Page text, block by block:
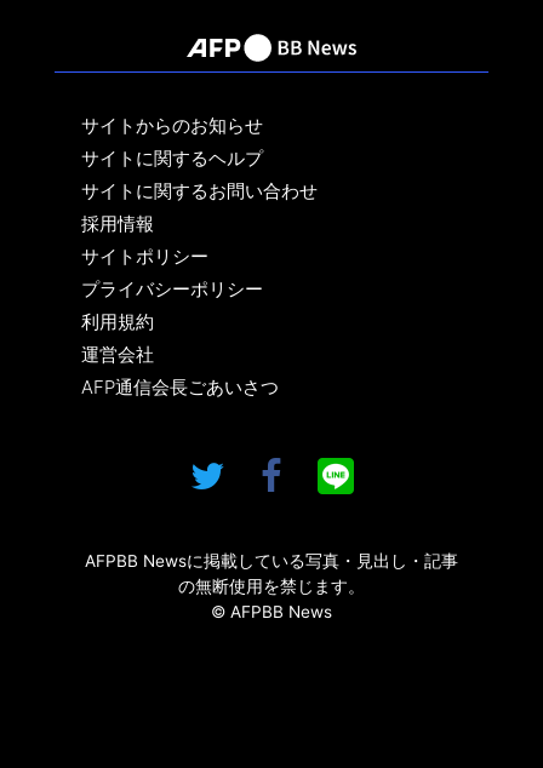
サイトからのお知らせ
サイトに関するヘルプ
サイトに関するお問い合わせ
採用情報
サイトポリシー
プライバシーポリシー
利用規約
運営会社
AFP通信会長ごあいさつ
AFPBB Newsに掲載している写真・見出し・記事
の無断使用を禁じます。
© AFPBB News